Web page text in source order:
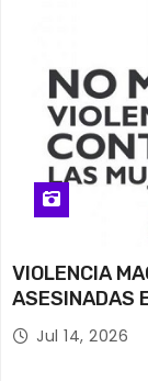
VIOLENCIA
ASESINADAS
Jul 14, 2026